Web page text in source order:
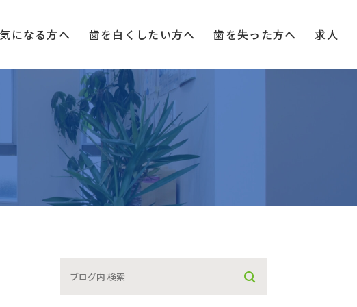
気になる方へ 歯を白く したい方へ 歯を失った方へ 求人